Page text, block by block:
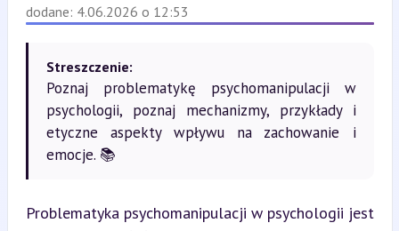
dodane: 4.06.2026 o 12:53
Streszczenie:
Poznaj problematykę psychomanipulacji w
psychologii, poznaj mechanizmy, przykłady i
etyczne aspekty wpływu na zachowanie i
emocje. 📚
Problematyka psychomanipulacji w psychologii jest